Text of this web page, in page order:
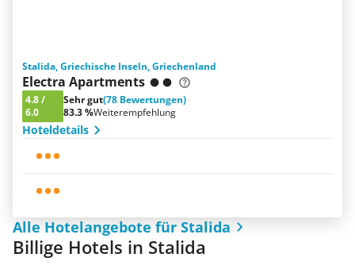
Stalida, Griechische Inseln, Griechenland
Electra Apartments
4.8/
6.0
Sehr gut(78 Bewertungen)
83.3 %Weiterempfehlung
Hoteldetails
Alle Hotelangebote für Stalida
Billige Hotels in Stalida